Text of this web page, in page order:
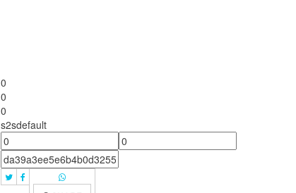
0
0
0
s2sdefault